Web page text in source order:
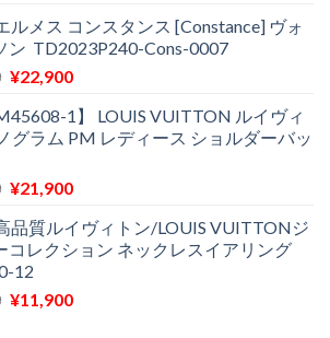
価
格
は
で
し
の
価
格
¥18,300
で
ルメス コンスタンス [Constance] ヴォ
ン TD2023P240-Cons-0007
元
価
格
¥27,200
し
た。
¥22,900現
の
価
は
で
す。
1】 LOUIS VUITTON ルイヴィ
グラム PM レディース ショルダーバッ
元
価
格
は
¥30,400
¥21,900現
の
価
は
品質ルイヴィトン/LOUIS VUITTONジ
コレクション ネックレスイアリング
12
元
¥11,900現